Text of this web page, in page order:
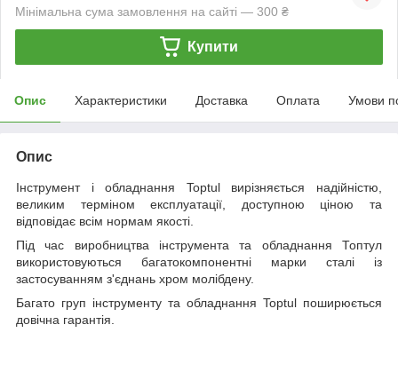
Мінімальна сума замовлення на сайті — 300 ₴
Купити
Опис Характеристики Доставка Оплата Умови
Опис
Інструмент і обладнання Toptul вирізняється надійністю,
великим терміном експлуатації, доступною ціною та
відповідає всім нормам якості.
Під час виробництва інструмента та обладнання Топтул
використовуються багатокомпонентні марки сталі із
застосуванням з'єднань хром молібдену.
Багато груп інструменту та обладнання Toptul поширюється
довічна гарантія.